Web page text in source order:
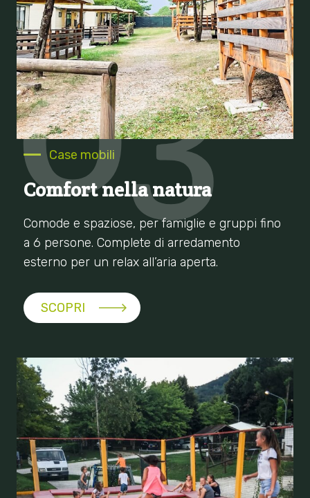
03
Case mobili
Comfort nella natura
Comode e spaziose, per famiglie e gruppi fino
a 6 persone. Complete di arredamento
esterno per un relax all’aria aperta.
SCOPRI